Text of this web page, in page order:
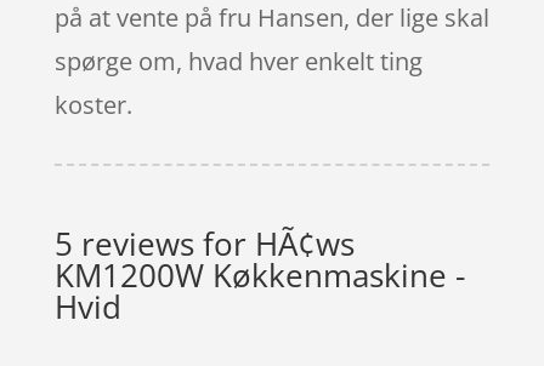
på at vente på fru Hansen, der lige skal
spørge om, hvad hver enkelt ting
koster.
5 reviews for HÃ¢ws
KM1200W Køkkenmaskine -
Hvid